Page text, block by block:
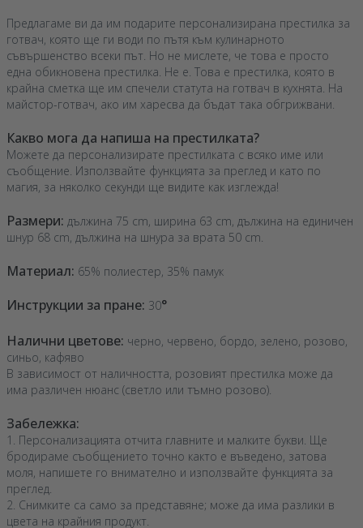
Предлагаме ви да им подарите персонализирана престилка за
готвач, която ще ги води по пътя към кулинарното
съвършенство всеки път. Но не мислете, че това е просто
една обикновена престилка. Не е. Това е престилка, която в
крайна сметка ще им спечели статута на готвач в кухнята. На
майстор-готвач, ако им харесва да бъдат така обгрижвани.
Какво мога да напиша на престилката?
Можете да персонализирате престилката с всяко име или
съобщение. Използвайте функцията за преглед и като по
магия, за няколко секунди ще видите как изглежда!
Размери: дължина 75 cm, ширина 63 cm, дължина на единичен
шнур 68 cm, дължина на шнура за врата 50 cm.
Материал: 65% полиестер, 35% памук
Инструкции за пране: 30°
Налични цветове: черно, червено, бордо, зелено, розово,
синьо, кафяво
В зависимост от наличността, розовият престилка може да
има различен нюанс (светло или тъмно розово).
Забележка:
1. Персонализацията отчита главните и малките букви. Ще
бродираме съобщението точно както е въведено, затова
моля, напишете го внимателно и използвайте функцията за
преглед.
2. Снимките са само за представяне; може да има разлики в
цвета на крайния продукт.